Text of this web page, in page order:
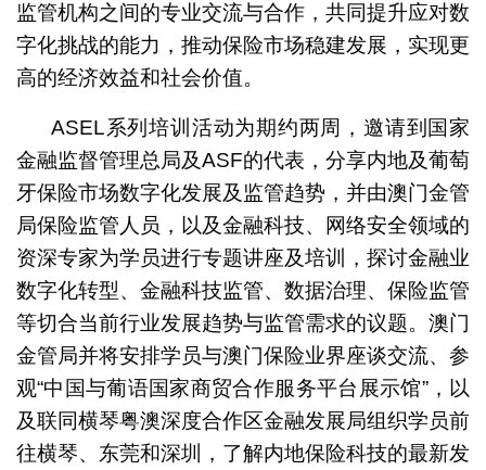
监管机构之间的专业交流与合作，共同提升应对数
字化挑战的能力，推动保险市场稳建发展，实现更
高的经济效益和社会价值。
ASEL系列培训活动为期约两周，邀请到国家
金融监督管理总局及ASF的代表，分享内地及葡萄
牙保险市场数字化发展及监管趋势，并由澳门金管
局保险监管人员，以及金融科技、网络安全领域的
资深专家为学员进行专题讲座及培训，探讨金融业
数字化转型、金融科技监管、数据治理、保险监管
等切合当前行业发展趋势与监管需求的议题。澳门
金管局并将安排学员与澳门保险业界座谈交流、参
观“中国与葡语国家商贸合作服务平台展示馆”，以
及联同横琴粤澳深度合作区金融发展局组织学员前
往横琴、东莞和深圳，了解内地保险科技的最新发